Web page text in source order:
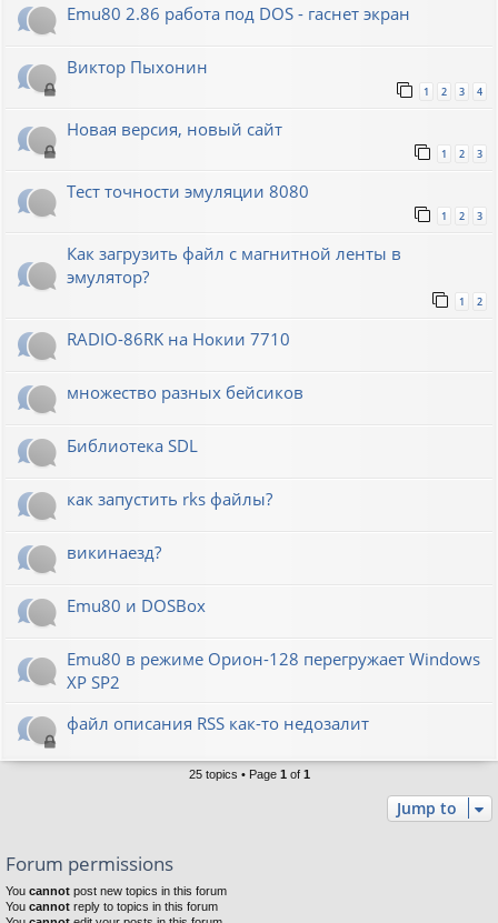
Emu80 2.86 работа под DOS - гаснет экран
Виктор Пыхонин
1 2 3 4
Новая версия, новый сайт
1 2 3
Тест точности эмуляции 8080
1 2 3
Как загрузить файл с магнитной ленты в
эмулятор?
1 2
RADIO-86RK на Нокии 7710
множество разных бейсиков
Библиотека SDL
как запустить rks файлы?
викинаезд?
Emu80 и DOSBox
Emu80 в режиме Орион-128 перегружает Windows
XP SP2
файл описания RSS как-то недозалит
25 topics • Page 1 of 1
Jump to
Forum permissions
You cannot post new topics in this forum
You cannot reply to topics in this forum